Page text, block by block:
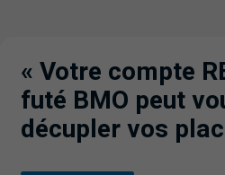
« Votre compte
futé BMO peut
décupler vos